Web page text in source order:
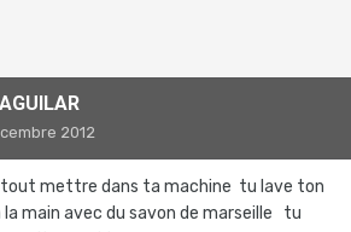
2012
mettre dans ta machine tu lave ton
main avec du savon de marseille tu